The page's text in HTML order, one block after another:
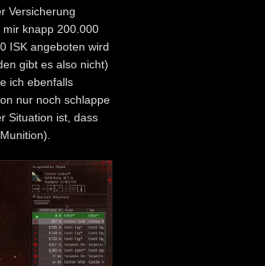
Versicherung
knapp 200.000
ISK angeboten wird
gibt es also nicht)
ich ebenfalls
nur noch schlappe
Situation ist, dass